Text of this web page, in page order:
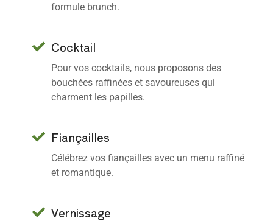
formule brunch.
Cocktail
Pour vos cocktails, nous proposons des
bouchées raffinées et savoureuses qui
charment les papilles.
Fiançailles
Célébrez vos fiançailles avec un menu raffiné
et romantique.
Vernissage